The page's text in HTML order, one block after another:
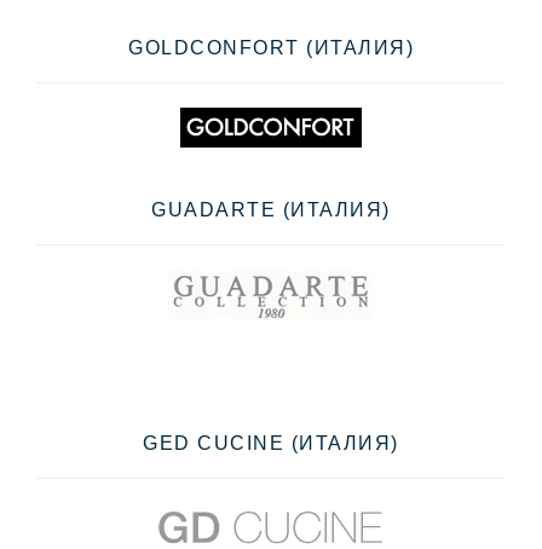
GOLDCONFORT (ИТАЛИЯ)
GUADARTE (ИТАЛИЯ)
GED CUCINE (ИТАЛИЯ)